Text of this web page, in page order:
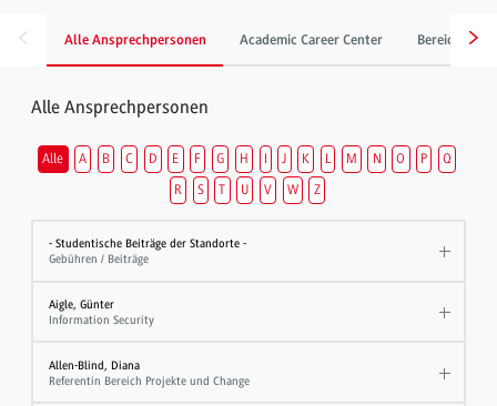
Alle Ansprechpersonen Academic Career Center Bereich
Alle Ansprechpersonen
Alle A B C D E F G H I J K L M N O P
Q
R
S T U V W Z
- Studentische Beiträge der Standorte -
Gebühren / Beiträge
Aigle, Günter
Information Security
Allen-Blind, Diana
Referentin Bereich Projekte und Change